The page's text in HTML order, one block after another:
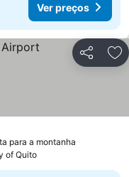
Ver preços
Partilhar
para a montanha
of Quito